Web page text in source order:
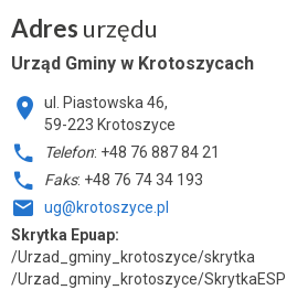
Adres urzędu
Urząd Gminy w Krotoszycach
ul. Piastowska 46,
59-223 Krotoszyce
Telefon: +48 76 887 84 21
Faks: +48 76 74 34 193
ug@krotoszyce.pl
Skrytka Epuap:
/Urzad_gminy_krotoszyce/skrytka
/Urzad_gminy_krotoszyce/SkrytkaESP